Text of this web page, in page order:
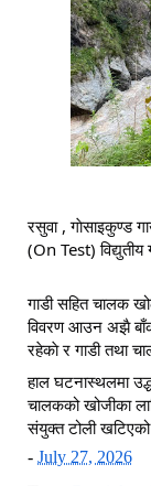
रसुवा , गाेसाइकुण्ड
(On Test)
गाडी सहित चालक
विवरण आउन अझै
रहेकाे र गाडी तथा
हाल घटनास्थलमा
चालकको खोजीका
संयुक्त टोली
- July 27, 2026